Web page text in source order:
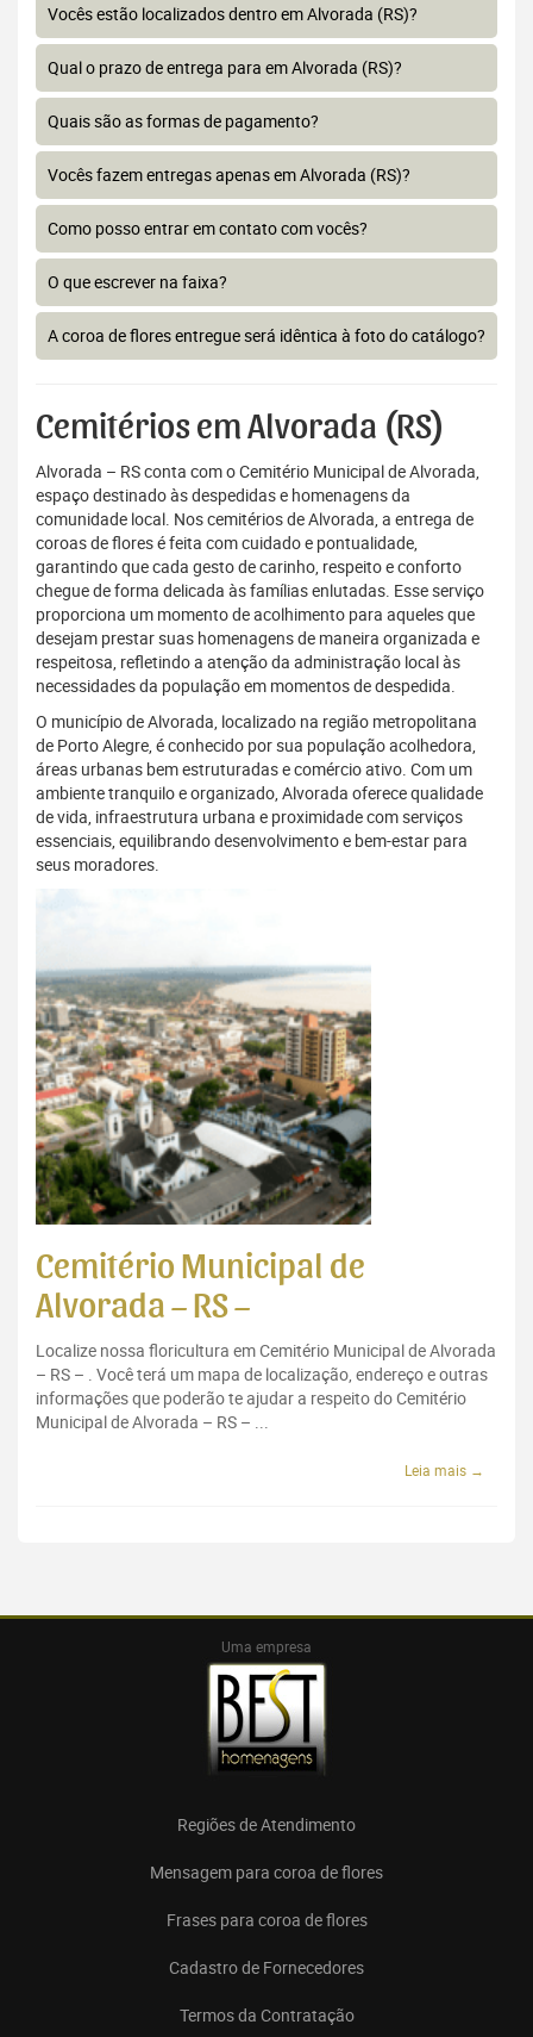
Vocês estão localizados dentro em Alvorada (RS)?
Qual o prazo de entrega para em Alvorada (RS)?
Quais são as formas de pagamento?
Vocês fazem entregas apenas em Alvorada (RS)?
Como posso entrar em contato com vocês?
O que escrever na faixa?
A coroa de flores entregue será idêntica à foto do catálogo?
Cemitérios em Alvorada (RS)
Alvorada – RS conta com o Cemitério Municipal de Alvorada,
espaço destinado às despedidas e homenagens da
comunidade local. Nos cemitérios de Alvorada, a entrega de
coroas de flores é feita com cuidado e pontualidade,
garantindo que cada gesto de carinho, respeito e conforto
chegue de forma delicada às famílias enlutadas. Esse serviço
proporciona um momento de acolhimento para aqueles que
desejam prestar suas homenagens de maneira organizada e
respeitosa, refletindo a atenção da administração local às
necessidades da população em momentos de despedida.
O município de Alvorada, localizado na região metropolitana
de Porto Alegre, é conhecido por sua população acolhedora,
áreas urbanas bem estruturadas e comércio ativo. Com um
ambiente tranquilo e organizado, Alvorada oferece qualidade
de vida, infraestrutura urbana e proximidade com serviços
essenciais, equilibrando desenvolvimento e bem-estar para
seus moradores.
Cemitério Municipal de
Alvorada – RS –
Localize nossa floricultura em Cemitério Municipal de Alvorada
– RS – . Você terá um mapa de localização, endereço e outras
informações que poderão te ajudar a respeito do Cemitério
Municipal de Alvorada – RS – ...
Leia mais →
Uma empresa
Regiões de Atendimento
Mensagem para coroa de flores
Frases para coroa de flores
Cadastro de Fornecedores
Termos da Contratação